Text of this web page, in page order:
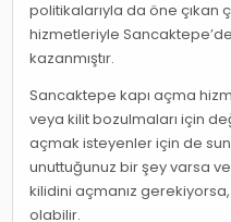
politikalarıyla da öne çıkan
hizmetleriyle
kazanmıştır.
Sancaktepe kapı açma
veya kilit bozulmaları için
açmak isteyenler için de
unuttuğunuz bir şey varsa
kilidini açmanız
olabilir.